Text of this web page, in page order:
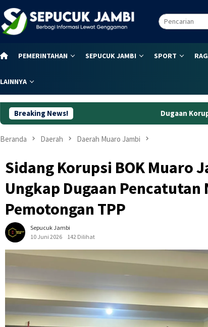
PEMERINTAHAN SEPUCUK JAMBI SPORT
LAINNYA
Breaking News! Dugaan Korupsi Lahan Jalan
Beranda Daerah Daerah Muaro Jambi
Sidang Korupsi BOK Muaro
Ungkap Dugaan Pencatutan
Pemotongan TPP
Sepucuk Jambi
10 Juni 2026
142 Dilihat